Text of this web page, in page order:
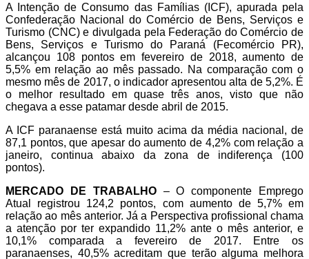
A Intenção de Consumo das Famílias (ICF), apurada pela
Confederação Nacional do Comércio de Bens, Serviços e
Turismo (CNC) e divulgada pela Federação do Comércio de
Bens, Serviços e Turismo do Paraná (Fecomércio PR),
alcançou 108 pontos em fevereiro de 2018, aumento de
5,5% em relação ao mês passado. Na comparação com o
mesmo mês de 2017, o indicador apresentou alta de 5,2%. É
o melhor resultado em quase três anos, visto que não
chegava a esse patamar desde abril de 2015.
A ICF paranaense está muito acima da média nacional, de
87,1 pontos, que apesar do aumento de 4,2% com relação a
janeiro, continua abaixo da zona de indiferença (100
pontos).
MERCADO DE TRABALHO– O componente Emprego
Atual registrou 124,2 pontos, com aumento de 5,7% em
relação ao mês anterior. Já a Perspectiva profissional chama
a atenção por ter expandido 11,2% ante o mês anterior, e
10,1% comparada a fevereiro de 2017. Entre os
paranaenses, 40,5% acreditam que terão alguma melhora